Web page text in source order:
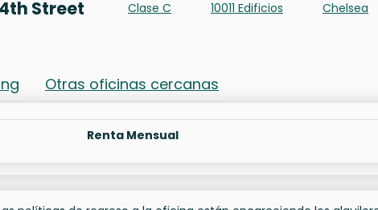
Street Clase C 10011 Edificios Chelsea
Otras oficinas cercanas
Renta Mensual